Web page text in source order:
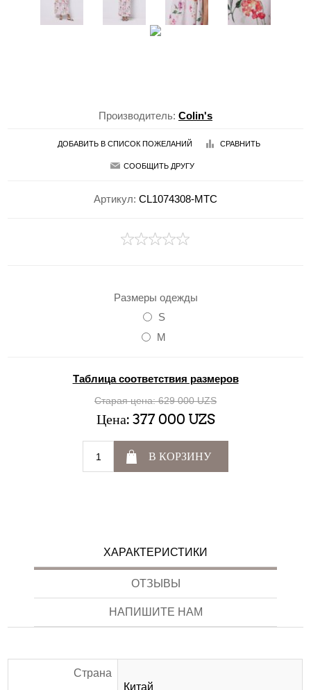
Производитель: Colin's
ДОБАВИТЬ В СПИСОК ПОЖЕЛАНИЙ СРАВНИТЬ
СООБЩИТЬ ДРУГУ
Артикул: CL1074308-MTC
Размеры одежды
S
M
Таблица соответствия размеров
Старая цена: 629 000 UZS
Цена: 377 000 UZS
В КОРЗИНУ
ХАРАКТЕРИСТИКИ
ОТЗЫВЫ
НАПИШИТЕ НАМ
Страна
Китай